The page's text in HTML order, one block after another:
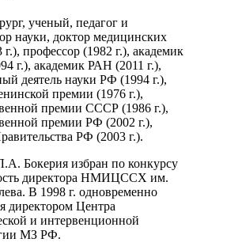
ученый, педагог и
науки, доктор медицинских
г.), профессор (1982 г.), академик
г.), академик РАН (2011 г.),
деятель науки РФ (1994 г.),
премии (1976 г.),
премии СССР (1986 г.),
премии РФ (2002 г.),
РФ (2003 г.).
Бокерия избран по конкурсу
директора НМИЦССХ им.
В 1998 г. одновременно
директором Центра
и интервенционной
МЗ РФ.